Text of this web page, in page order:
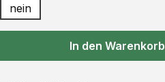
nein
In den Warenkorb